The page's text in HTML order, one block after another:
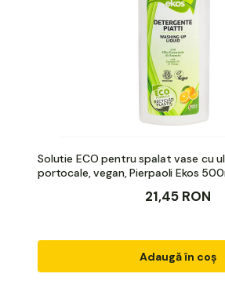
Solutie ECO pentru spalat vase cu
portocale, vegan, Pierpaoli Ekos
21,45 RON
Adaugă în coș